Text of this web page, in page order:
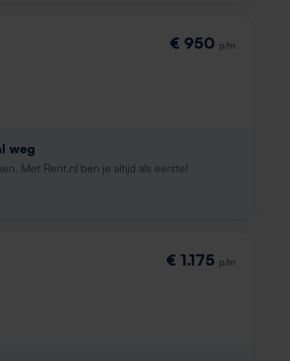
€ 950 p/m
weg
Met Rent.nl ben je altijd als eerste!
€ 1.175 p/m